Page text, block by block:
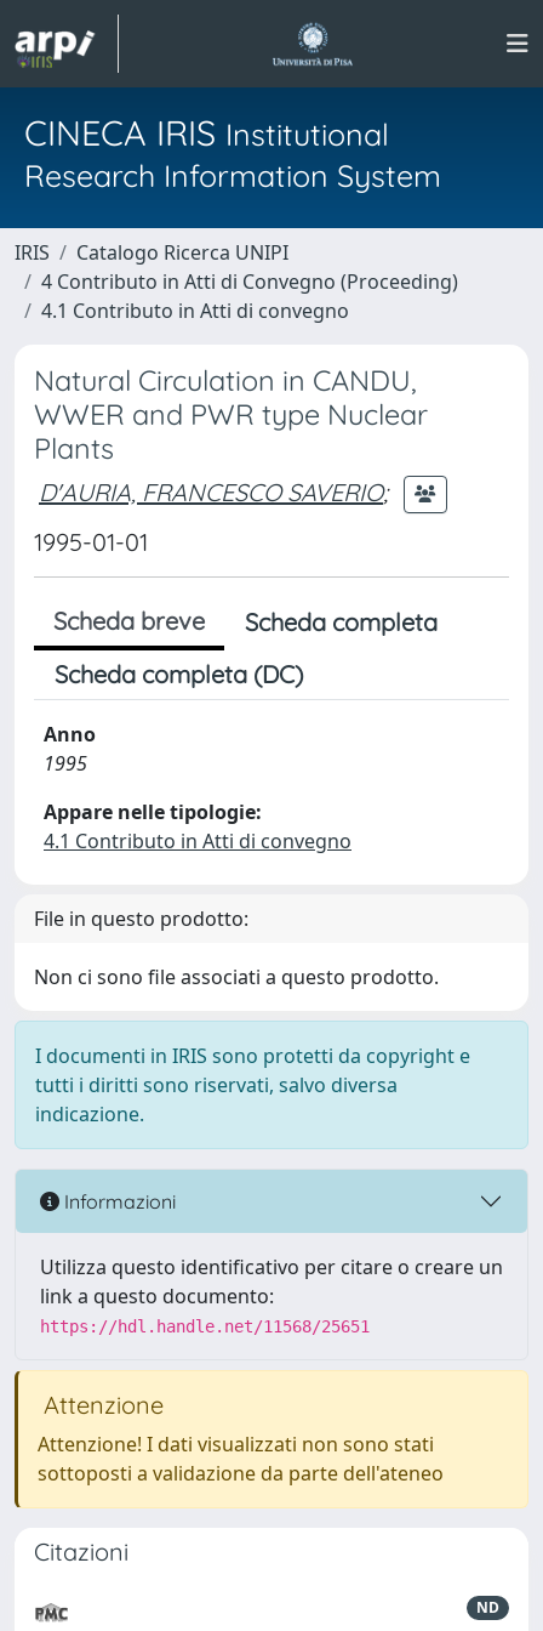
CINECA IRIS Institutional
Research Information System
IRIS
Catalogo Ricerca UNIPI
4 Contributo in Atti di Convegno (Proceeding)
4.1 Contributo in Atti di convegno
Natural Circulation in CANDU,
WWER and PWR type Nuclear
Plants
D'AURIA, FRANCESCO SAVERIO;
1995-01-01
Scheda breve
Scheda completa
Scheda completa (DC)
Anno
1995
Appare nelle tipologie:
4.1 Contributo in Atti di convegno
File in questo prodotto:
Non ci sono file associati a questo prodotto.
I documenti in IRIS sono protetti da copyright e
tutti i diritti sono riservati, salvo diversa
indicazione.
Informazioni
Utilizza questo identificativo per citare o creare un
link a questo documento:
https://hdl.handle.net/11568/25651
Attenzione
Attenzione! I dati visualizzati non sono stati
sottoposti a validazione da parte dell'ateneo
Citazioni
ND